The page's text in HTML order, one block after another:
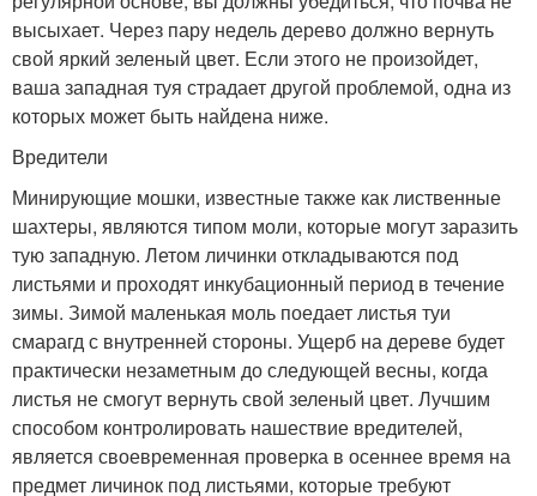
высыхает. Через пару недель дерево должно вернуть
свой яркий зеленый цвет. Если этого не произойдет,
ваша западная туя страдает другой проблемой, одна из
которых может быть найдена ниже.
Вредители
Минирующие мошки, известные также как лиственные
шахтеры, являются типом моли, которые могут заразить
тую западную. Летом личинки откладываются под
листьями и проходят инкубационный период в течение
зимы. Зимой маленькая моль поедает листья туи
смарагд с внутренней стороны. Ущерб на дереве будет
практически незаметным до следующей весны, когда
листья не смогут вернуть свой зеленый цвет. Лучшим
способом контролировать нашествие вредителей,
является своевременная проверка в осеннее время на
предмет личинок под листьями, которые требуют